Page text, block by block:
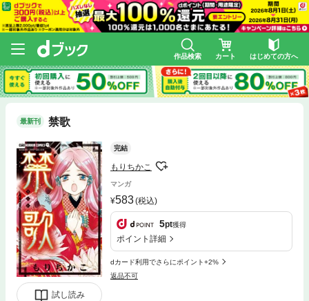
作品検索 カート はじめての方へ
最新刊 禁歌
試し読み
完結
もりちかこ
マンガ
583(税込)
5pt獲得
ポイント詳細
dカード利用でさらにポイント+2%
返品不可